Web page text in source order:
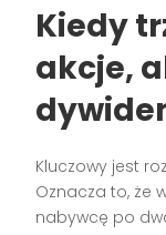
Kiedy
akcje,
Kluczowy jest
Oznacza to, że
nabywcę po